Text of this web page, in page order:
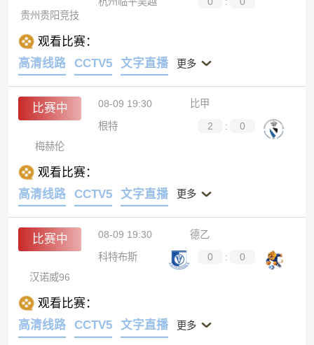
贵州贵阳竞技
观看比赛：
高清线路
CCTV5 文字直播 更多
比赛中 08-09 19:30
比甲
根特
2 :
0
梅赫伦
观看比赛：
高清线路
CCTV5 文字直播 更多
比赛中 08-09 19:30
德乙
科特布斯
0 :
0
汉诺威96
观看比赛：
高清线路
CCTV5 文字直播 更多